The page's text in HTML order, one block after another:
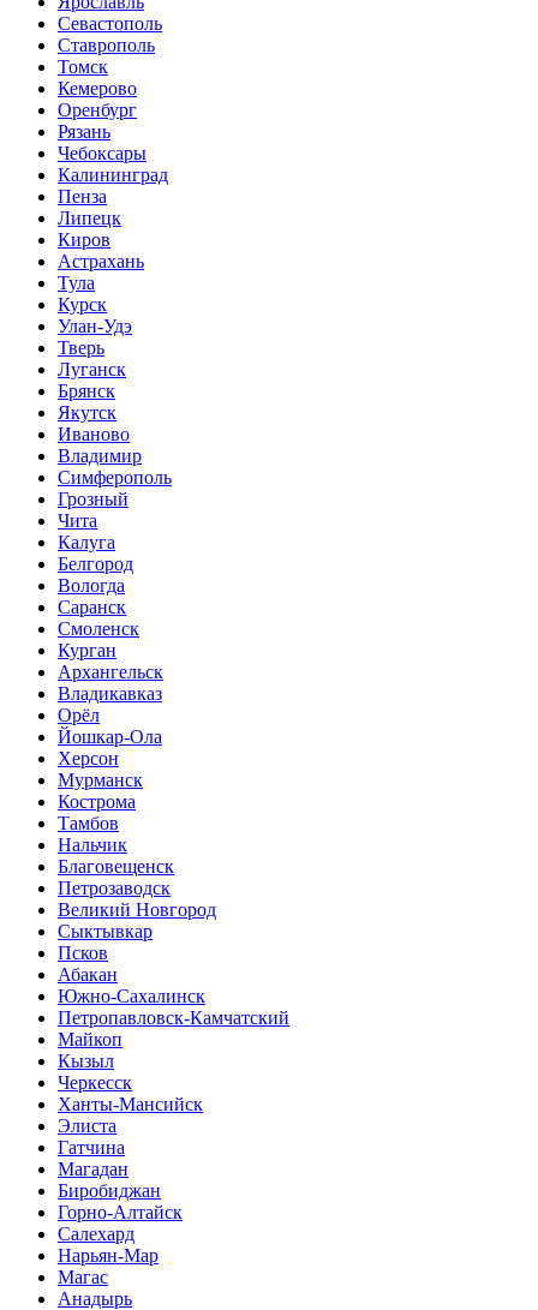
Севастополь
Ставрополь
Томск
Кемерово
Оренбург
Рязань
Чебоксары
Калининград
Пенза
Липецк
Киров
Астрахань
Тула
Курск
Улан-Удэ
Тверь
Луганск
Брянск
Якутск
Иваново
Владимир
Симферополь
Грозный
Чита
Калуга
Белгород
Вологда
Саранск
Смоленск
Курган
Архангельск
Владикавказ
Орёл
Йошкар-Ола
Херсон
Мурманск
Кострома
Тамбов
Нальчик
Благовещенск
Петрозаводск
Великий Новгород
Сыктывкар
Псков
Абакан
Южно-Сахалинск
Петропавловск-Камчатский
Майкоп
Кызыл
Черкесск
Ханты-Мансийск
Элиста
Гатчина
Магадан
Биробиджан
Горно-Алтайск
Салехард
Нарьян-Мар
Магас
Анадырь